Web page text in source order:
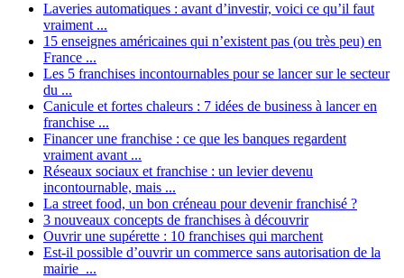
Laveries automatiques : avant d’investir, voici ce qu’il faut
vraiment ...
15 enseignes américaines qui n’existent pas (ou très peu) en
France ...
Les 5 franchises incontournables pour se lancer sur le secteur
du ...
Canicule et fortes chaleurs : 7 idées de business à lancer en
franchise ...
Financer une franchise : ce que les banques regardent
vraiment avant ...
Réseaux sociaux et franchise : un levier devenu
incontournable, mais ...
La street food, un bon créneau pour devenir franchisé ?
3 nouveaux concepts de franchises à découvrir
Ouvrir une supérette : 10 franchises qui marchent
Est-il possible d’ouvrir un commerce sans autorisation de la
mairie ...